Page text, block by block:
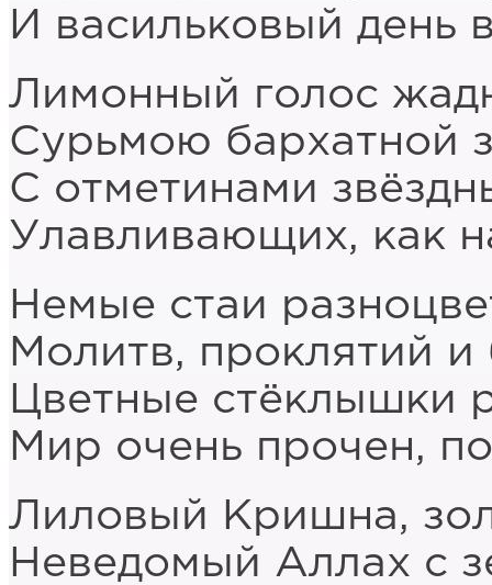
И васильковый день
Лимонный голос
Сурьмою бархатной
С отметинами
Улавливающих, как
Немые стаи
Молитв, проклятий и
Цветные стёклышки
Мир очень прочен,
Лиловый Кришна,
Неведомый Аллах с